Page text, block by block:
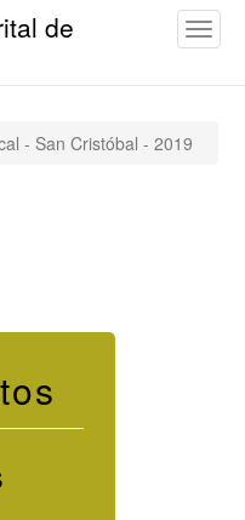
de
- San Cristóbal - 2019